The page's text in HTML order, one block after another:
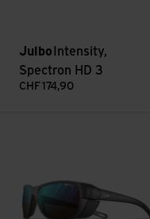
Julbo Intensity,
Spectron HD 3
CHF 174,90